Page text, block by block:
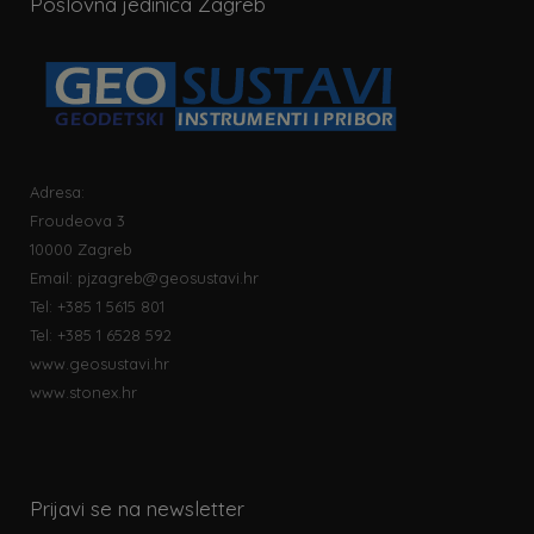
Adresa:
Froudeova 3
10000 Zagreb
Email: pjzagreb@geosustavi.hr
Tel: +385 1 5615 801
Tel: +385 1 6528 592
www.geosustavi.hr
www.stonex.hr
Prijavi se na newsletter